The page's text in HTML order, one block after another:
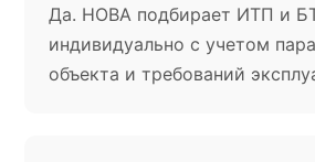
Да. НОВА подбирает ИТП и
индивидуально с учетом
объекта и требований